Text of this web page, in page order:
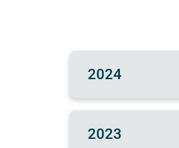
2024
2023
recerca en la
mirada